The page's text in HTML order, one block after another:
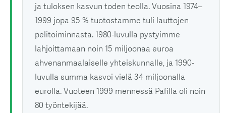
ja tuloksen kasvun toden teolla. Vuosina 1974–
1999 jopa 95 % tuotostamme tuli lauttojen
pelitoiminnasta. 1980-luvulla pystyimme
lahjoittamaan noin 15 miljoonaa euroa
ahvenanmaalaiselle yhteiskunnalle, ja 1990-
luvulla summa kasvoi vielä 34 miljoonalla
eurolla. Vuoteen 1999 mennessä Pafilla oli noin
80 työntekijää.